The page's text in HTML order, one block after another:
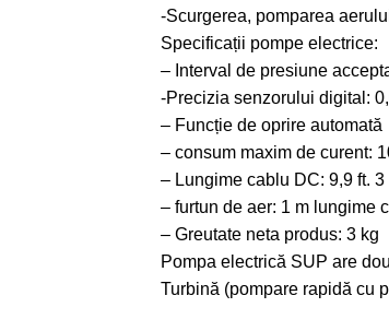
-Scurgerea, pomparea
Specificații pompe electrice:
– Interval de presiune
-Precizia senzorului digital:
– Funcție de oprire automată
– consum maxim de curent:
– Lungime cablu DC: 9,9 ft. 3
– furtun de aer: 1 m lungime
– Greutate neta produs: 3 kg
Pompa electrică SUP are
Turbină (pompare rapidă cu